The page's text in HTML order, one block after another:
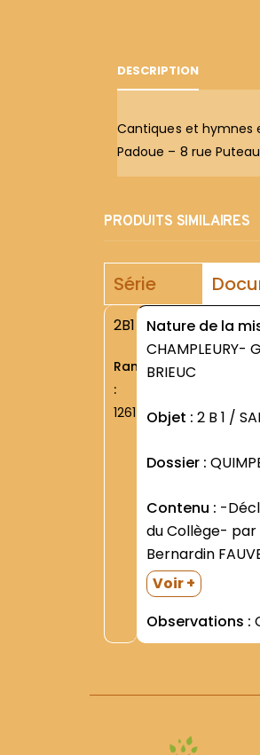
DESCRIPTION
Cantiques et hymnes
Padoue – 8 rue
PRODUITS SIMILAIRES
Série
2B1
Rang
:
1261
Nature de la
CHAMPLEURY-
BRIEUC
Objet : 2 B 1 /
Dossier :
Contenu :
du Collège- par
Bernardin
(septembre
effectués au
coût de
1897) -Liste d
reçues)
Voir +
Observations :